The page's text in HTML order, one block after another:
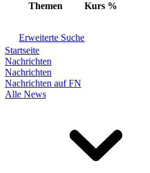
Themen Kurs %
Erweiterte Suche
Startseite
Nachrichten
Nachrichten
Nachrichten auf FN
Alle News